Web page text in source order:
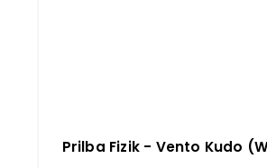
Prilba Fizik - Vento Kudo